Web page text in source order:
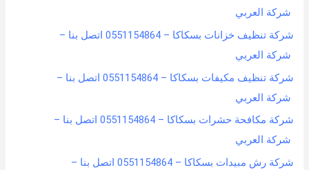
شركة العربي
شركة تنظيف خزانات بسكاكا – 0551154864 اتصل بنا –
شركة العربي
شركة تنظيف مكيفات بسكاكا – 0551154864 اتصل بنا –
شركة العربي
شركة مكافحة حشرات بسكاكا – 0551154864 اتصل بنا –
شركة العربي
شركة رش مبيدات بسكاكا – 0551154864 اتصل بنا –